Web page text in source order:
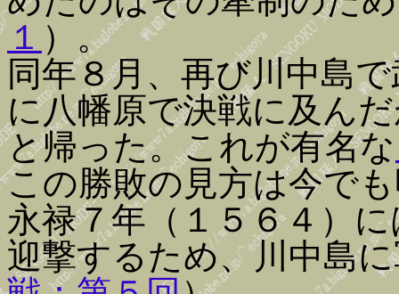
１ ）。
同年８月、再び川中島
に八幡原で決戦に及ん
と帰った。これが有名な
この勝敗の見方は今で
永禄７年（１５６４）
迎撃するため、川中島